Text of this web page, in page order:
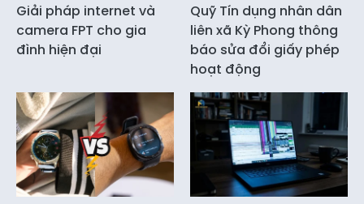
Giải pháp internet và
camera FPT cho gia
đình hiện đại
Quỹ Tín dụng nhân dân
liên xã Kỳ Phong thông
báo sửa đổi giấy phép
hoạt động